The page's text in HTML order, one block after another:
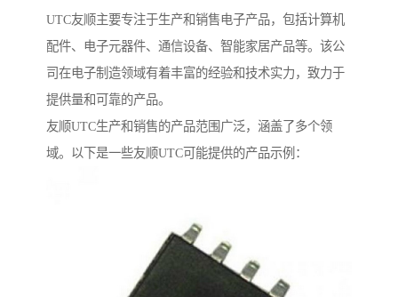
UTC友顺主要专注于生产和销售电子产品，包括计算机
配件、电子元器件、通信设备、智能家居产品等。该公
司在电子制造领域有着丰富的经验和技术实力，致力于
提供量和可靠的产品。
友顺UTC生产和销售的产品范围广泛，涵盖了多个领
域。以下是一些友顺UTC可能提供的产品示例：